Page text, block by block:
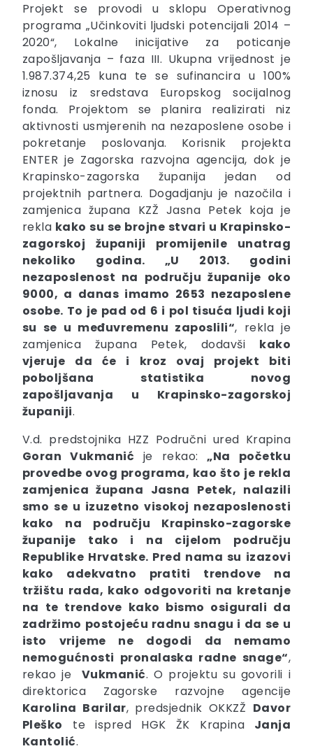
Projekt se provodi u sklopu Operativnog
programa „Učinkoviti ljudski potencijali 2014 –
2020“, Lokalne inicijative za poticanje
zapošljavanja – faza III. Ukupna vrijednost je
1.987.374,25 kuna te se sufinancira u 100%
iznosu iz sredstava Europskog socijalnog
fonda. Projektom se planira realizirati niz
aktivnosti usmjerenih na nezaposlene osobe i
pokretanje poslovanja. Korisnik projekta
ENTER je Zagorska razvojna agencija, dok je
Krapinsko-zagorska županija jedan od
projektnih partnera. Dogadjanju je nazočila i
zamjenica župana KZŽ Jasna Petek koja je
rekla kako su se brojne stvari u Krapinsko-
zagorskoj županiji promijenile unatrag
nekoliko godina. „U 2013. godini
nezaposlenost na području županije oko
9000, a danas imamo 2653 nezaposlene
osobe. To je pad od 6 i pol tisuća ljudi koji
su se u međuvremenu zaposlili“, rekla je
zamjenica župana Petek, dodavši kako
vjeruje da će i kroz ovaj projekt biti
poboljšana statistika novog
zapošljavanja u Krapinsko-zagorskoj
županiji.
V.d. predstojnika HZZ Područni ured Krapina
Goran Vukmanić je rekao:„Na početku
provedbe ovog programa, kao što je rekla
zamjenica župana Jasna Petek, nalazili
smo se u izuzetno visokoj nezaposlenosti
kako na području Krapinsko-zagorske
županije tako i na cijelom području
Republike Hrvatske. Pred nama su izazovi
kako adekvatno pratiti trendove na
tržištu rada, kako odgovoriti na kretanje
na te trendove kako bismo osigurali da
zadržimo postojeću radnu snagu i da se u
isto vrijeme ne dogodi da nemamo
nemogućnosti pronalaska radne snage“,
rekao je
Vukmanić. O projektu su govorili i
direktorica Zagorske razvojne agencije
Karolina Barilar, predsjednik OKKZŽ Davor
Pleško te ispred HGK ŽK Krapina Janja
Kantolić.